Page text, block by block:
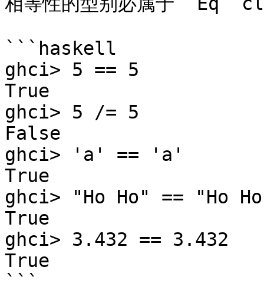
```haskell
ghci> 5 == 5
True
ghci> 5 /= 5
False
ghci> 'a' == 'a'
True
ghci> "Ho Ho" == "Ho
True
ghci> 3.432 == 3.432
True
```